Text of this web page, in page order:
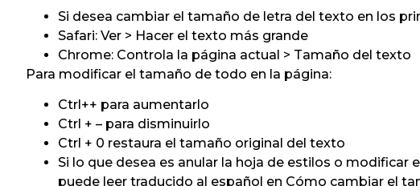
Si desea cambiar el tamaño de letra del texto en los
Safari: Ver > Hacer el texto más grande
Chrome: Controla la página actual > Tamaño del texto
Para modificar el tamaño de todo en la página:
Ctrl++ para aumentarlo
Ctrl + – para disminuirlo
Ctrl + 0 restaura el tamaño original del texto
Si lo que desea es anular la hoja de estilos o modificar
puede leer traducido al español en Cómo cambiar el